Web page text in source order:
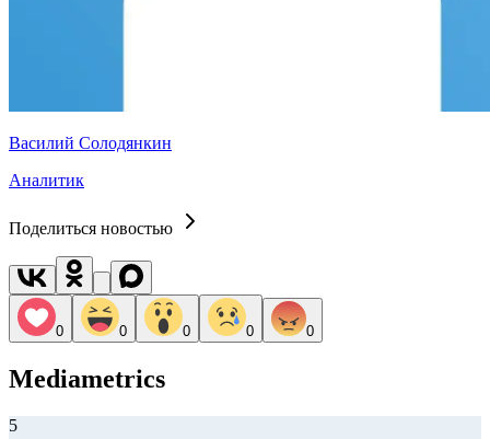
Василий Солодянкин
Аналитик
Поделиться новостью
0 0 0 0 0
Mediametrics
5